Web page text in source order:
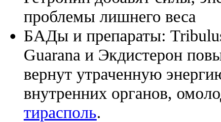
проблемы лишнего веса
БАДы и препараты:
Guarana и Экдистерон
вернут утраченную
внутренних органов,
тирасполь.